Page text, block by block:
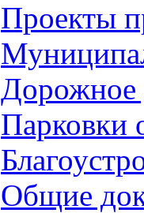
Проекты
Дорожное
Парковки
Общие